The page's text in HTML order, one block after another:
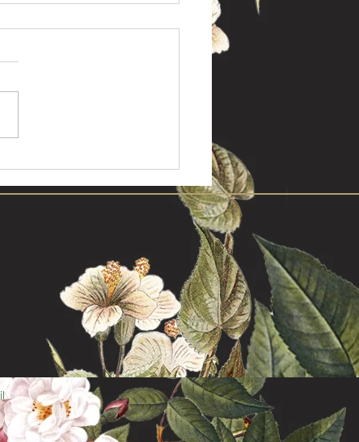
opção de loja na cidade